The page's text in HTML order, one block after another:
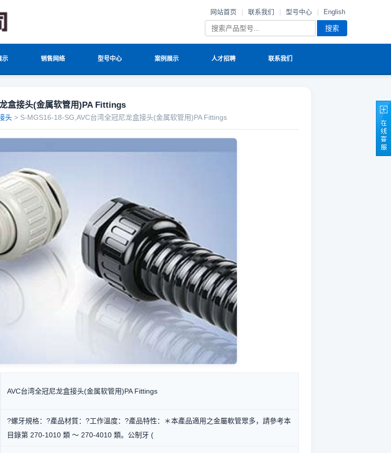
网站首页 联系我们 型号中心 English
搜索
示 销售网络 型号中心 案例展示 人才招聘 联系我们
盒接头(金属软管用)PA Fittings
头 > S-MGS16-18-SG,AVC台湾全冠尼龙盒接头(金属软管用)PA Fittings
AVC台湾全冠尼龙盒接头(金属软管用)PA Fittings
?螺牙規格：?產品材質：?工作溫度：?產品特性：＊本產品適用之金屬軟管眾多，請參考本
目錄第 270-1010 類 ～ 270-4010 類。公制牙 (